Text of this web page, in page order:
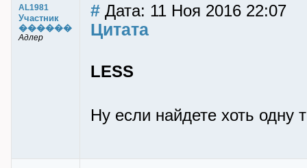
AL1981
Участник
������
Адлер
# Дата: 11 Ноя 2016 22:07
Цитата
LESS
Ну если найдете хоть одну